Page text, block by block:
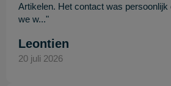
Artikelen. Het contact was persoonlijk
we w..."
Leontien
20 juli 2026